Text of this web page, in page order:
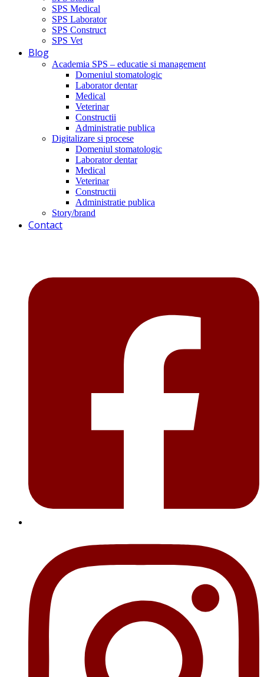
SPS Medical
SPS Laborator
SPS Construct
SPS Vet
Blog
Academia SPS – educatie si management
Domeniul stomatologic
Laborator dentar
Medical
Veterinar
Constructii
Administratie publica
Digitalizare si procese
Domeniul stomatologic
Laborator dentar
Medical
Veterinar
Constructii
Administratie publica
Story/brand
Contact